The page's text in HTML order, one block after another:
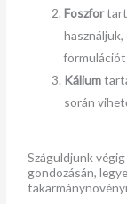
Foszfor
Kálium
során
Száguldjunk
gondozásán,